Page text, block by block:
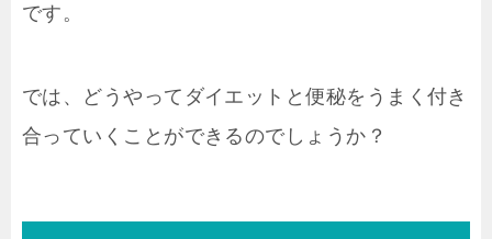
です。
では、どうやってダイエットと便秘をうまく付き
合っていくことができるのでしょうか？